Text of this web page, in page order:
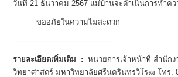
วันที่ 21 ธันวาคม 2567 แม่บ้านจะดำเนินการทำค
ขออภัยในความไม่สะดวก
------------------------------------------
รายละเอียดเพิ่มเติม : หน่วยการเจ้าหน้าที่ สำนัก
วิทยาศาสตร์ มหาวิทยาลัยศรีนครินทรวิโรฒ โทร.